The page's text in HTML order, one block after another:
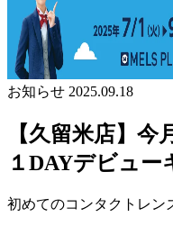
お知らせ 2025.09.18
【久留米店】今
１DAYデビュー
初めてのコンタクトレン